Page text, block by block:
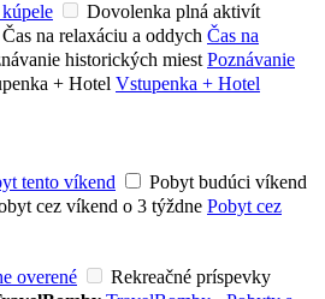
Dovolenka plná aktivít
Čas na relaxáciu a oddych Čas na
historických miest Poznávanie
+ Hotel Vstupenka + Hotel
tento víkend
Pobyt budúci víkend
cez víkend o 3 týždne Pobyt cez
overené
Rekreačné príspevky